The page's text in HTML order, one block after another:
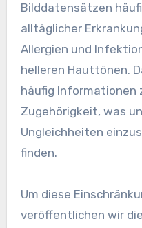
Bilddatensätzen
alltäglicher
Allergien und
helleren Hauttönen.
häufig Informationen
Zugehörigkeit, was
Ungleichheiten
finden.
Um diese
veröffentlichen wir die